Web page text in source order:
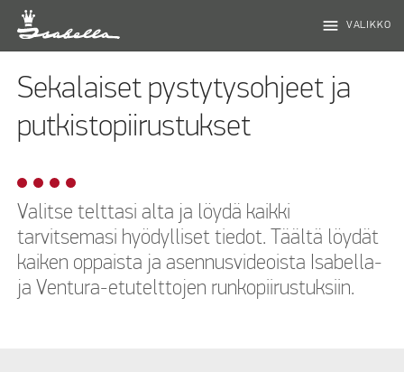
menu VALIKKO
Sekalaiset pystytysohjeet ja
putkistopiirustukset
Valitse telttasi alta ja löydä kaikki
tarvitsemasi hyödylliset tiedot. Täältä löydät
kaiken oppaista ja asennusvideoista Isabella-
ja Ventura-etutelttojen runkopiirustuksiin.